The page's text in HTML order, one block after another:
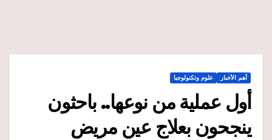
أهم الأخبار علوم وتكنولوجيا
أول عملية من نوعها.. باحثون
ينجحون بعلاج عين مريض